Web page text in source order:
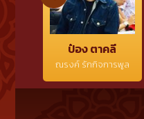
ป๋อง ตาคลี
ณรงค์ รักกิจการพูล